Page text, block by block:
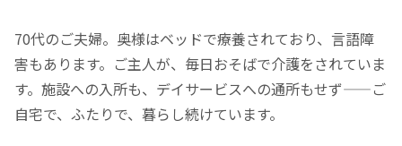
70代のご夫婦。奥様はベッドで療養されており、言語障
害もあります。ご主人が、毎日おそばで介護をされていま
す。施設への入所も、デイサービスへの通所もせず——ご
自宅で、ふたりで、暮らし続けています。